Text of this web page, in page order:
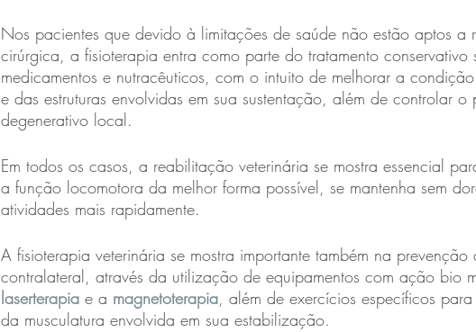
Nos pacientes que devido à limitações de saúde não estão aptos a
cirúrgica, a fisioterapia entra como parte do tratamento
medicamentos e nutracêuticos, com o intuito de melhorar a
e das estruturas envolvidas em sua sustentação, além de controlar o
degenerativo local.
Em todos os casos, a reabilitação veterinária se mostra essencial
a função locomotora da melhor forma possível, se mantenha sem
atividades mais rapidamente.
A fisioterapia veterinária se mostra importante também na
contralateral, através da utilização de equipamentos com ação bio
laserterapia e a magnetoterapia, além de exercícios específicos
da musculatura envolvida em sua estabilização.